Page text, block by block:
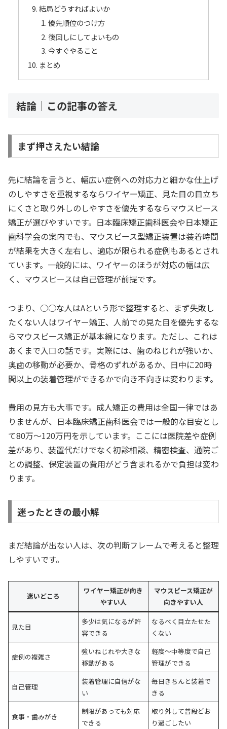
結局どうすればよいか
優先順位のつけ方
後回しにしてよいもの
今すぐやること
まとめ
結論｜この記事の答え
まず押さえたい結論
先に結論を言うと、幅広い症例への対応力と細かな仕上げ
のしやすさを重視するならワイヤー矯正、見た目の目立ち
にくさと取り外しのしやすさを優先するならマウスピース
矯正が選びやすいです。日本臨床矯正歯科医会や日本矯正
歯科学会の案内でも、マウスピース型矯正装置は装着時間
が結果を大きく左右し、適応が限られる症例もあるとされ
ています。一般的には、ワイヤーのほうが対応の幅は広
く、マウスピースは自己管理が前提です。
つまり、○○な人はAという形で整理すると、まず失敗し
たくない人はワイヤー矯正、人前での見た目を優先するな
らマウスピース矯正が基本線になります。ただし、これは
あくまで入口の話です。実際には、歯のねじれが強いか、
奥歯の移動が必要か、骨格のずれがあるか、日中に20時
間以上の装着管理ができるかで向き不向きは変わります。
費用の見方も大事です。成人矯正の費用は全国一律ではあ
りませんが、日本臨床矯正歯科医会では一般的な目安とし
て80万〜120万円を示しています。ここには医院差や症例
差があり、装置代だけでなく初診相談、精密検査、通院ご
との調整、保定装置の費用がどう含まれるかで負担は変わ
ります。
迷ったときの最小解
まだ結論が出ない人は、次の判断フレームで考えると整理
しやすいです。
迷いどころ
ワイヤー矯正が向き
やすい人
マウスピース矯正が
向きやすい人
見た目
多少は気になるが許
容できる
なるべく目立たせた
くない
症例の複雑さ
強いねじれや大きな
移動がある
軽度〜中等度で自己
管理ができる
自己管理
装着管理に自信がな
い
毎日きちんと装着で
きる
食事・歯みがき
制限があっても対応
できる
取り外して普段どお
り過ごしたい